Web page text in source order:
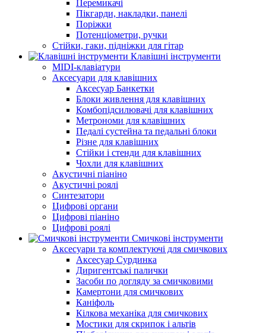
Перемикачі
Пікгарди, накладки, панелі
Поріжки
Потенціометри, ручки
Стійки, гаки, підніжки для гітар
Клавішні інструменти
MIDI-клавіатури
Аксесуари для клавішних
Аксесуар Банкетки
Блоки живлення для клавішних
Комбопідсилювачі для клавішних
Метрономи для клавішних
Педалі сустейна та педальні блоки
Різне для клавішних
Стійки і стенди для клавішних
Чохли для клавішних
Акустичні піаніно
Акустичні роялі
Синтезатори
Цифрові органи
Цифрові піаніно
Цифрові роялі
Смичкові інструменти
Аксесуари та комплектуючі для смичкових
Аксесуар Сурдинка
Диригентські палички
Засоби по догляду за смичковими
Камертони для смичкових
Каніфоль
Кілкова механіка для смичкових
Мостики для скрипок і альтів